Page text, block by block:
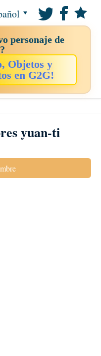
personaje de
Objetos y
en G2G!
yuan-ti